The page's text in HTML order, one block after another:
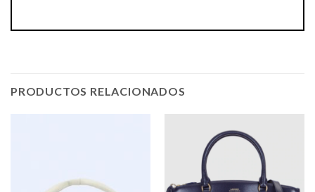
PRODUCTOS RELACIONADOS